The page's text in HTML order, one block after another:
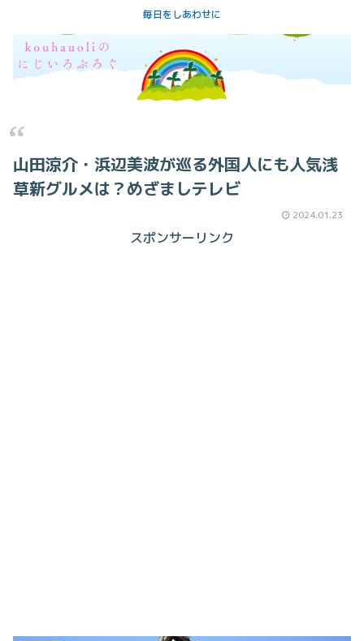
毎日をしあわせに
山田涼介・浜辺美波が巡る外国人にも人気浅
草新グルメは？めざましテレビ
2024.01.23
スポンサーリンク